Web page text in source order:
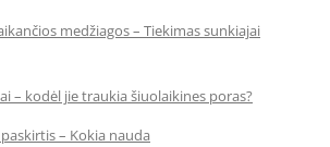
medžiagos – Tiekimas sunkiajai
– kodėl jie traukia šiuolaikines poras?
– Kokia nauda